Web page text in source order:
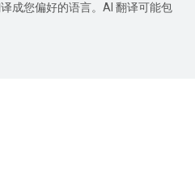
成您偏好的语言。AI 翻译可能包